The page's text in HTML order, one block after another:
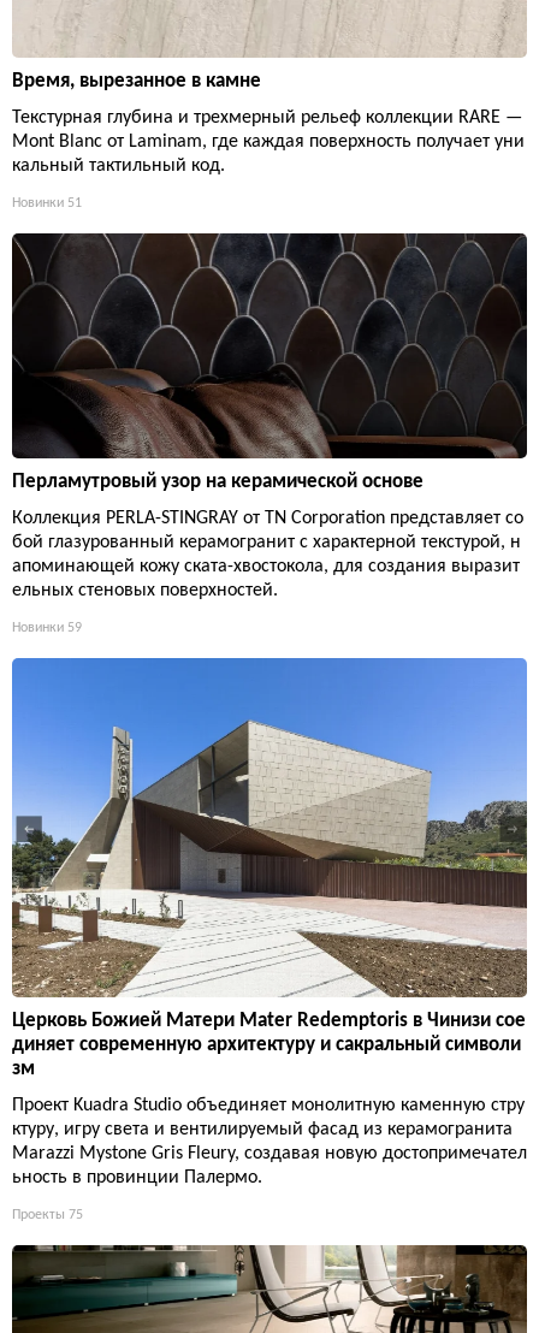
Время, вырезанное в камне
Текстурная глубина и трехмерный рельеф коллекции RARE —
Mont Blanc от Laminam, где каждая поверхность получает уни
кальный тактильный код.
Новинки 51
Перламутровый узор на керамической основе
Коллекция PERLA-STINGRAY от TN Corporation представляет со
бой глазурованный керамогранит с характерной текстурой, н
апоминающей кожу ската-хвостокола, для создания выразит
ельных стеновых поверхностей.
Новинки 59
Церковь Божией Матери Mater Redemptoris в Чинизи сое
диняет современную архитектуру и сакральный символи
зм
Проект Kuadra Studio объединяет монолитную каменную стру
ктуру, игру света и вентилируемый фасад из керамогранита
Marazzi Mystone Gris Fleury, создавая новую достопримечател
ьность в провинции Палермо.
Проекты 75